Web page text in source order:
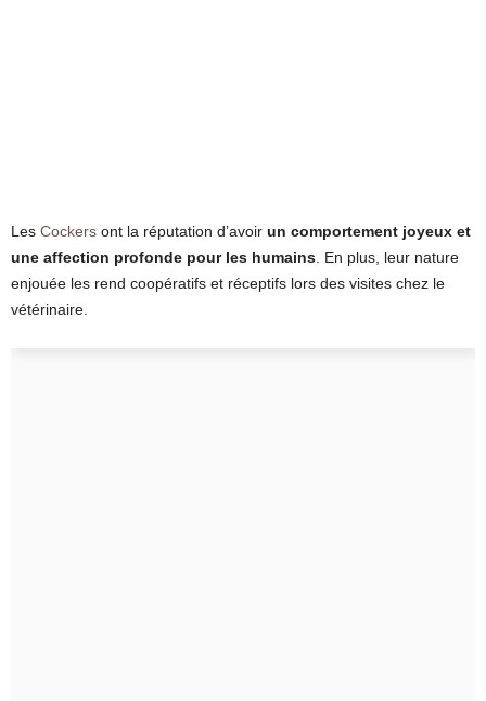
Les Cockers ont la réputation d’avoir un comportement joyeux et
une affection profonde pour les humains. En plus, leur nature
enjouée les rend coopératifs et réceptifs lors des visites chez le
vétérinaire.